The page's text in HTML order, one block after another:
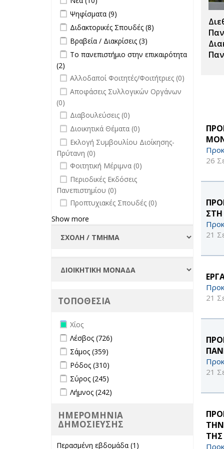
26
ΣΤΗ
21
21
21
ΤΗΣ
Apply Ψηφίσματα filter
Ψηφίσματα (9)
Apply Διδακτορικές Σπουδές filter
Διδακτορικές Σπουδές (8)
filter
Apply Βραβεία / Διακρίσεις filter
Βραβεία / Διακρίσεις (3)
Διακρίσεις
Apply Το πανεπιστήμιο στην
επικαιρότητα filter
Το πανεπιστήμιο στην επικαιρότητα
(2)
επικαιρότητα filter
undefined
Αλλοδαποί Φοιτητές/Φοιτήτριες (0)
undefined
Αποφάσεις Συλλογικών Οργάνων
(0)
undefined
Διαβουλεύσεις (0)
undefined
Διοικητικά Θέματα (0)
undefined
Εκλογή Συμβουλίου Διοίκησης-
Πρύτανη (0)
undefined
Φοιτητική Μέριμνα (0)
undefined
Περιοδικές Εκδόσεις
Πανεπιστημίου (0)
undefined
Προπτυχιακές Σπουδές (0)
Show more
ΤΟΠΟΘΕΣΙΑ
Remove Χίος filter
Χίος
Apply Λέσβος filter
Λέσβος (726)
Apply Σάμος filter
Σάμος (359)
Apply Ρόδος filter
Ρόδος (310)
Apply Σύρος filter
Σύρος (245)
Apply Λήμνος filter
Λήμνος (242)
ΗΜΕΡΟΜΗΝΙΑ
ΔΗΜΟΣΙΕΥΣΗΣ
Περασμένη εβδομάδα (1)